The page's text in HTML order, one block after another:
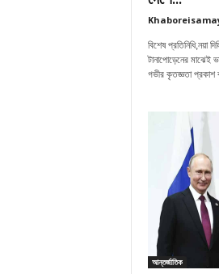
বিশেষ প্রতিনিধি,নয়া
টানাপোড়েনের মাঝেই
গভীর কৃতজ্ঞতা প্রকাশ
আন্তর্জাতিক